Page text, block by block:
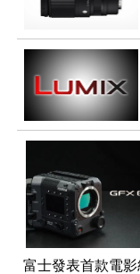
富士發表首款電